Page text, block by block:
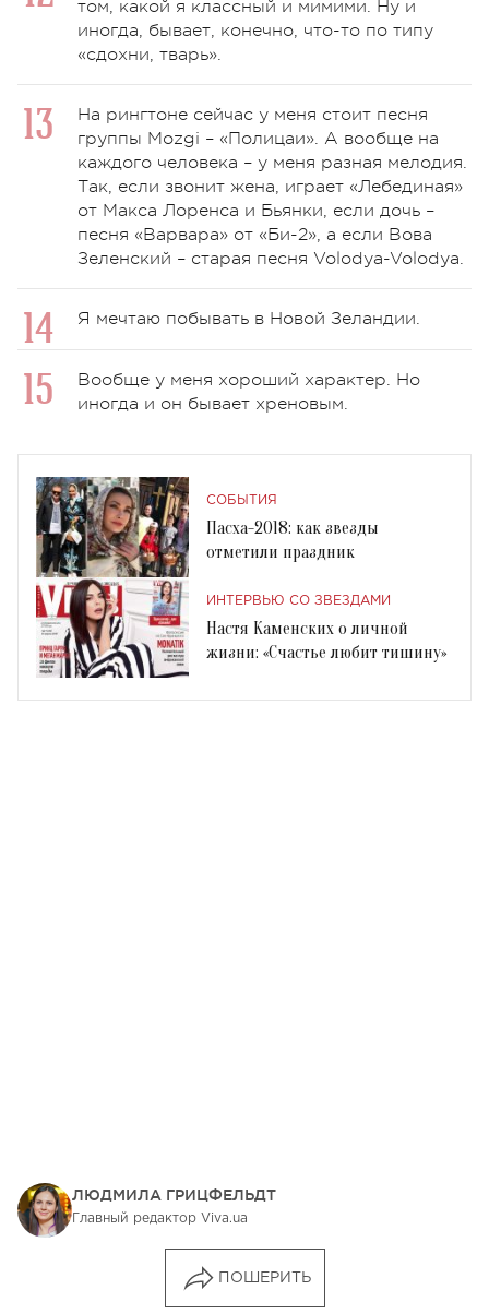
том, какой я классный и мимими. Ну и
иногда, бывает, конечно, что-то по типу
«сдохни, тварь».
На рингтоне сейчас у меня стоит песня
группы Mozgi – «Полицаи». А вообще на
каждого человека – у меня разная мелодия.
Так, если звонит жена, играет «Лебединая»
от Макса Лоренса и Бьянки, если дочь –
песня «Варвара» от «Би-2», а если Вова
Зеленский – старая песня Volodya-Volodya.
Я мечтаю побывать в Новой Зеландии.
Вообще у меня хороший характер. Но
иногда и он бывает хреновым.
СОБЫТИЯ
Пасха-2018: как звезды
отметили праздник
ИНТЕРВЬЮ СО ЗВЕЗДАМИ
Настя Каменских о личной
жизни: «Счастье любит тишину»
ЛЮДМИЛА ГРИЦФЕЛЬДТ
Главный редактор Viva.ua
ПОШЕРИТЬ